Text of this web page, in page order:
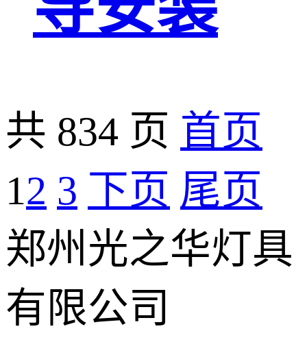
共 834 页 首页
12 3 下页 尾页
郑州光之华灯具
有限公司